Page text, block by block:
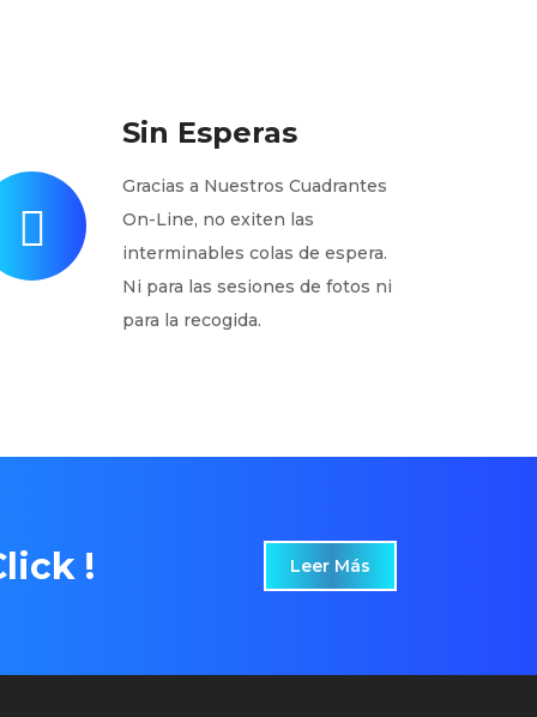
Sin Esperas
Gracias a Nuestros Cuadrantes
On-Line, no exiten las
interminables colas de espera.
Ni para las sesiones de fotos ni
para la recogida.
! Leer Más